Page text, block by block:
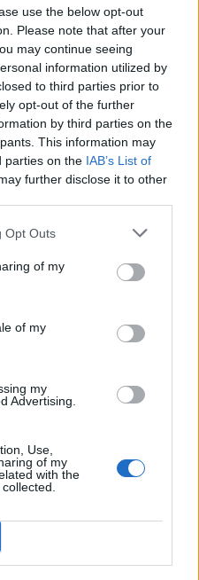
use the below opt-out
Please note that after your
may continue seeing
information utilized by
to third parties prior to
opt-out of the further
by third parties on the
This information may
parties on the IAB’s List of
further disclose it to other
Opt Outs
of my
of my
my
Advertising.
Use,
of my
with the
Pilatest, amely azóta
bővülő, összetartó
biztosan átéli, hogy
vagy a test és a
(Bejárat Benő
emelet)
a kapcsolatot!